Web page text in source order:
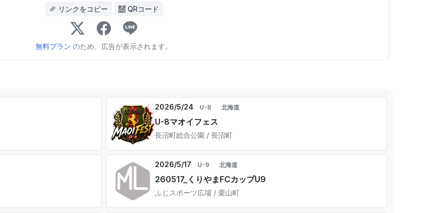
リンクをコピー QRコード
無料プラン のため、広告が表示されます。
2026/5/24 U-8 北海道
U-8マオイフェス
長沼町総合公園 / 長沼町
2026/5/17 U-9 北海道
260517_くりやまFCカップU9
ふじスポーツ広場 / 栗山町